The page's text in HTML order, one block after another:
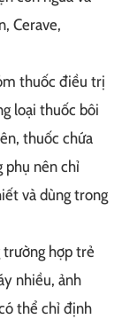
Cerave,
thuốc điều trị
loại thuốc bôi
thuốc chứa
phụ nên chỉ
và dùng trong
trường hợp trẻ
nhiều, ảnh
thể chỉ định